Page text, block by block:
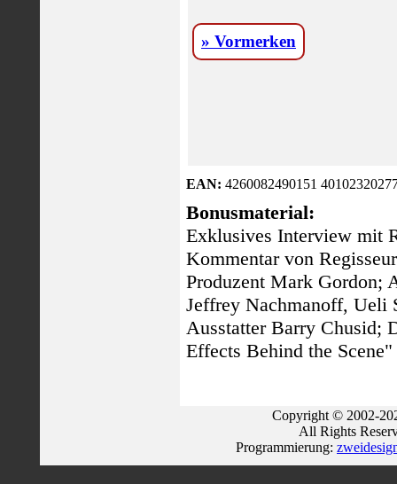
» Vormerken
EAN: 4260082490151
Bonusmaterial:
Exklusives Interview mit
Kommentar von
Produzent Mark Gordon;
Jeffrey Nachmanoff, Ueli
Ausstatter Barry Chusid;
Effects Behind the Scene"
Copyright © 2002-
All Rights
Programmierung: